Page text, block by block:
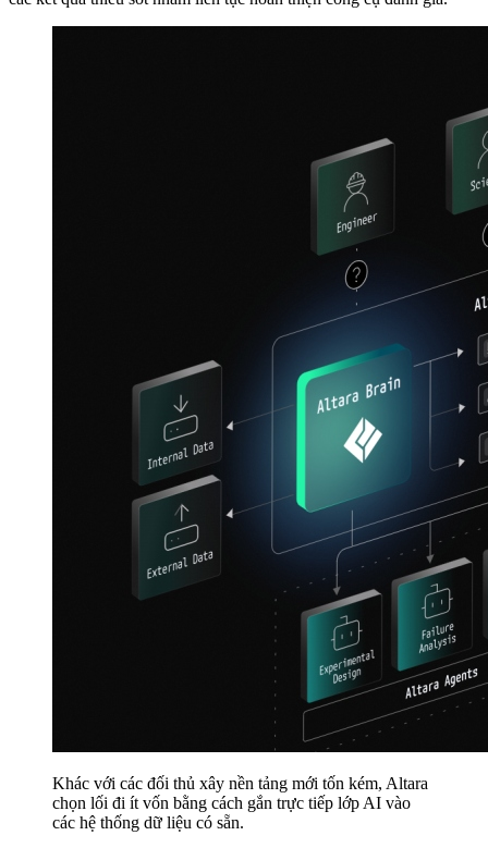
Khác với các đối thủ xây nền tảng mới tốn kém, Altara
chọn lối đi ít vốn bằng cách gắn trực tiếp lớp AI vào
các hệ thống dữ liệu có sẵn.